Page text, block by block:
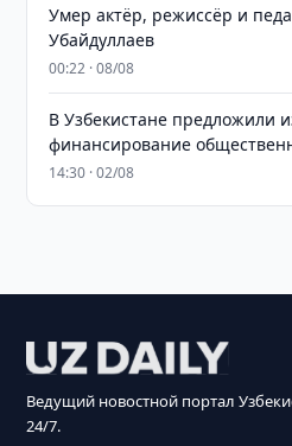
Умер актёр, режиссёр и
Убайдуллаев
00:22 · 08/08
В Узбекистане предложили
финансирование
14:30 · 02/08
Ведущий новостной портал
24/7.